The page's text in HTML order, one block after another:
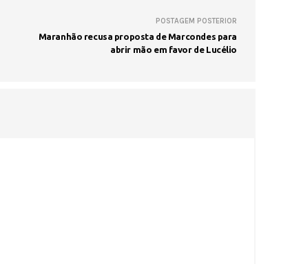
POSTAGEM POSTERIOR
Maranhão recusa proposta de Marcondes para
abrir mão em favor de Lucélio